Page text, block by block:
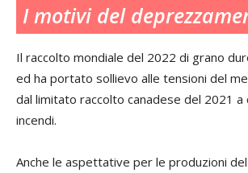
I motivi del
Il raccolto mondiale del 2022 di grano
ed ha portato sollievo alle tensioni del
dal limitato raccolto canadese del 2021 a
incendi.
Anche le aspettative per le produzioni